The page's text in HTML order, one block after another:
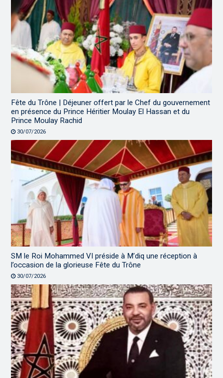
Fête du Trône | Déjeuner offert par le Chef du gouvernement
en présence du Prince Héritier Moulay El Hassan et du
Prince Moulay Rachid
30/07/2026
SM le Roi Mohammed VI préside à M’diq une réception à
l’occasion de la glorieuse Fête du Trône
30/07/2026